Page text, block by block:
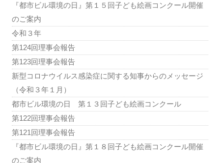
『都市ビル環境の日』第１５回子ども絵画コンクール開催
のご案内
令和３年
第124回理事会報告
第123回理事会報告
新型コロナウイルス感染症に関する知事からのメッセージ
（令和３年１月）
都市ビル環境の日 第１３回子ども絵画コンクール
第122回理事会報告
第121回理事会報告
『都市ビル環境の日』第１８回子ども絵画コンクール開催
のご案内